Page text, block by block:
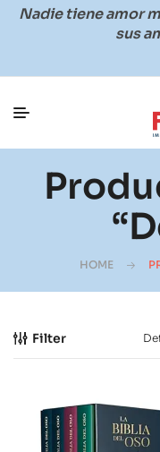
Nadie tiene amor
sus
HOME
Filter